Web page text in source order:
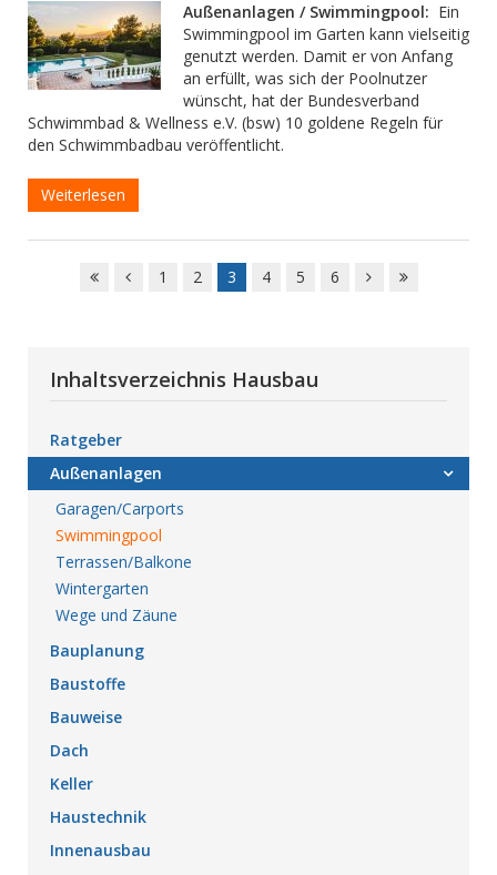
Außenanlagen / Swimmingpool: Ein
Swimmingpool im Garten kann vielseitig
genutzt werden. Damit er von Anfang
an erfüllt, was sich der Poolnutzer
wünscht, hat der Bundesverband
Schwimmbad & Wellness e.V. (bsw) 10 goldene Regeln für
den Schwimmbadbau veröffentlicht.
Weiterlesen
1 2 3 4 5 6
Inhaltsverzeichnis Hausbau
Ratgeber
Außenanlagen
Garagen/Carports
Swimmingpool
Terrassen/Balkone
Wintergarten
Wege und Zäune
Bauplanung
Baustoffe
Bauweise
Dach
Keller
Haustechnik
Innenausbau